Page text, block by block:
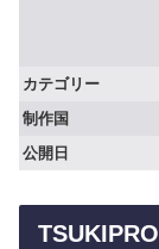
カテゴリー
制作国
公開日